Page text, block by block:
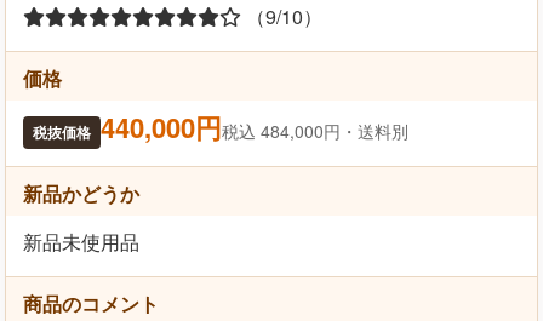
（9/10）
価格
税抜価格 440,000円税込 484,000円・送料別
新品かどうか
新品未使用品
商品のコメント